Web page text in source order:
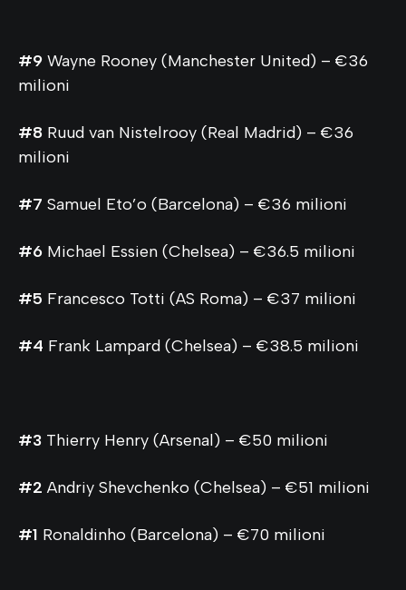
#9 Wayne Rooney (Manchester United) – €36
milioni
#8 Ruud van Nistelrooy (Real Madrid) – €36
milioni
#7 Samuel Eto’o (Barcelona) – €36 milioni
#6 Michael Essien (Chelsea) – €36.5 milioni
#5 Francesco Totti (AS Roma) – €37 milioni
#4 Frank Lampard (Chelsea) – €38.5 milioni
#3 Thierry Henry (Arsenal) – €50 milioni
#2 Andriy Shevchenko (Chelsea) – €51 milioni
#1 Ronaldinho (Barcelona) – €70 milioni